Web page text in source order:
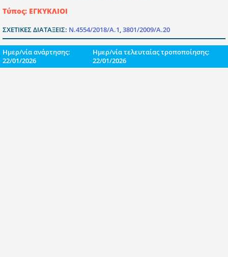
Τύπος: ΕΓΚΥΚΛΙΟΙ
ΣΧΕΤΙΚΕΣ ΔΙΑΤΑΞΕΙΣ: Ν.4554/2018/Α.1,3801/2009/Α.20
Ημερ/νία ανάρτησης:
22/01/2026
Ημερ/νία τελευταίας τροποποίησης:
22/01/2026